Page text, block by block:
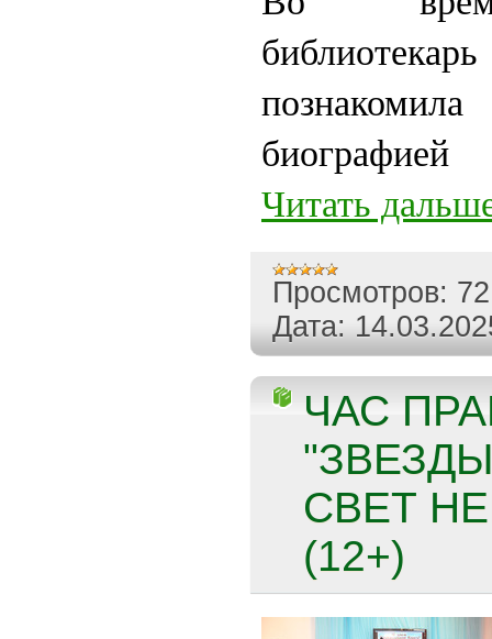
Читать
Просмотров: 72
Дата:
ЧАС
СВЕТ
(12+)